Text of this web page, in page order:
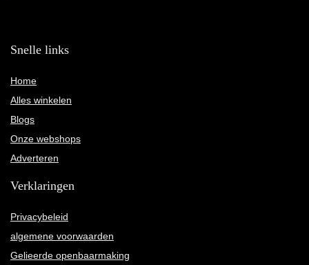
Snelle links
Home
Alles winkelen
Blogs
Onze webshops
Adverteren
Verklaringen
Privacybeleid
algemene voorwaarden
Gelieerde openbaarmaking